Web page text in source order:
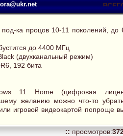
под-ка процов 10-11 поколений, до
до 4400 МГц
(двухканальный режим)
192 бита
11 Home (цифровая
желанию можно что-то
игровой видеокартой попроще
::просмотров: